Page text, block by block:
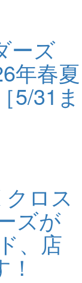
ーズ
年春夏
5/31ま
クロス
ズが
、店